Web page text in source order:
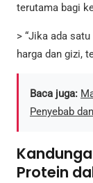
terutama bagi
> “Jika ada
harga dan gizi,
Baca juga:
Penyebab
Protein